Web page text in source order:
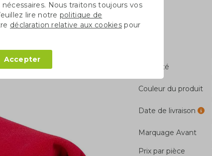
Quantité
Couleur du produit
Date de livraison
Marquage Avant
Prix par pièce
Nous traitons toujours vos
lire notre politique de
déclaration relative aux cookiespour
Accepter